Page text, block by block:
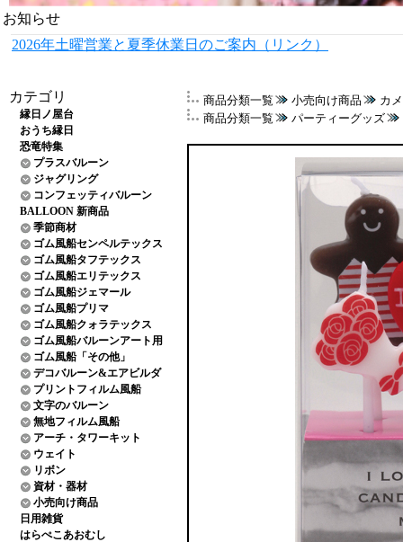
お知らせ
2026年土曜営業と夏季休業日のご案内（リンク）
カテゴリ
縁日ノ屋台
おうち縁日
恐竜特集
プラスバルーン
ジャグリング
コンフェッティバルーン
BALLOON 新商品
季節商材
ゴム風船センペルテックス
ゴム風船タフテックス
ゴム風船エリテックス
ゴム風船ジェマール
ゴム風船プリマ
ゴム風船クォラテックス
ゴム風船バルーンアート用
ゴム風船「その他」
デコバルーン&エアビルダ
プリントフィルム風船
文字のバルーン
無地フィルム風船
アーチ・タワーキット
ウェイト
リボン
資材・器材
小売向け商品
日用雑貨
はらぺこあおむし
商品分類一覧 小売向け商品
カ
商品分類一覧
パーティーグッズ